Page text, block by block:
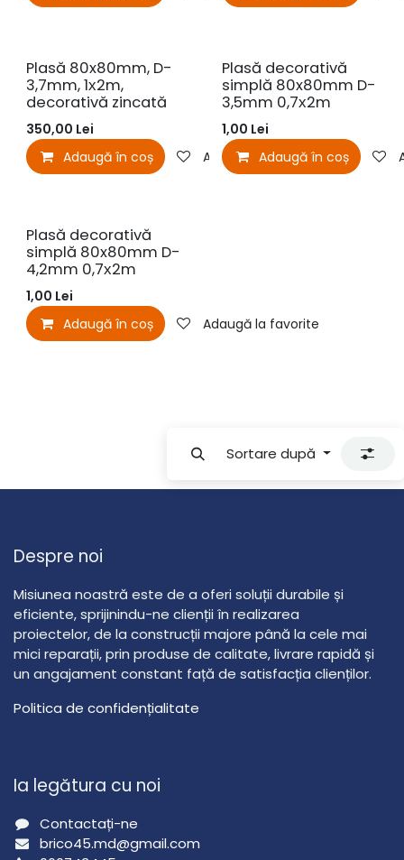
Plasă 80x80mm, D-
3,7mm, 1х2m,
decorativă zincată
350,00 Lei
Adaugă în coș
Adaugă la favorite
Plasă decorativă
simplă 80x80mm D-
3,5mm 0,7х2m
1,00 Lei
Adaugă în coș
Plasă decorativă
simplă 80x80mm D-
4,2mm 0,7х2m
1,00 Lei
Adaugă în coș
Adaugă la favorite
Sortare după
Despre noi
Misiunea noastră este de a oferi soluții durabile și
eficiente, sprijinindu-ne clienții în realizarea
proiectelor, de la construcții majore până la cele mai
mici reparații, prin produse de calitate, livrare rapidă și
un angajament constant față de satisfacția clienților.
Politica de confidențialitate
Ia legătura cu noi
Contactați-ne
brico45.md@gmail.com